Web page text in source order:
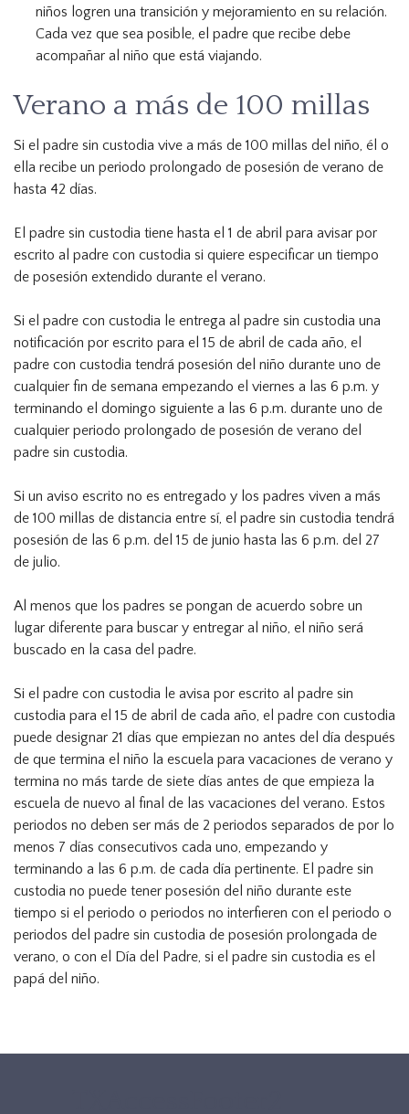
niños logren una transición y mejoramiento en su relación.
Cada vez que sea posible, el padre que recibe debe
acompañar al niño que está viajando.
Verano a más de 100 millas
Si el padre sin custodia vive a más de 100 millas del niño, él o
ella recibe un periodo prolongado de posesión de verano de
hasta 42 días.
El padre sin custodia tiene hasta el 1 de abril para avisar por
escrito al padre con custodia si quiere especificar un tiempo
de posesión extendido durante el verano.
Si el padre con custodia le entrega al padre sin custodia una
notificación por escrito para el 15 de abril de cada año, el
padre con custodia tendrá posesión del niño durante uno de
cualquier fin de semana empezando el viernes a las 6 p.m. y
terminando el domingo siguiente a las 6 p.m. durante uno de
cualquier periodo prolongado de posesión de verano del
padre sin custodia.
Si un aviso escrito no es entregado y los padres viven a más
de 100 millas de distancia entre sí, el padre sin custodia tendrá
posesión de las 6 p.m. del 15 de junio hasta las 6 p.m. del 27
de julio.
Al menos que los padres se pongan de acuerdo sobre un
lugar diferente para buscar y entregar al niño, el niño será
buscado en la casa del padre.
Si el padre con custodia le avisa por escrito al padre sin
custodia para el 15 de abril de cada año, el padre con custodia
puede designar 21 días que empiezan no antes del día después
de que termina el niño la escuela para vacaciones de verano y
termina no más tarde de siete días antes de que empieza la
escuela de nuevo al final de las vacaciones del verano. Estos
periodos no deben ser más de 2 periodos separados de por lo
menos 7 días consecutivos cada uno, empezando y
terminando a las 6 p.m. de cada día pertinente. El padre sin
custodia no puede tener posesión del niño durante este
tiempo si el periodo o periodos no interfieren con el periodo o
periodos del padre sin custodia de posesión prolongada de
verano, o con el Día del Padre, si el padre sin custodia es el
papá del niño.